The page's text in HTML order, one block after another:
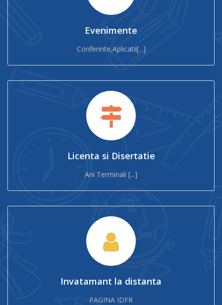
Evenimente
Conferinte,Aplicatii[...]
Licenta si Disertatie
Ani Terminali [...]
Invatamant la distanta
PAGINA IDFR